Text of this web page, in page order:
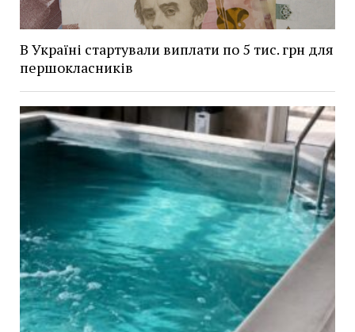
В Україні стартували виплати по 5 тис. грн для
першокласників